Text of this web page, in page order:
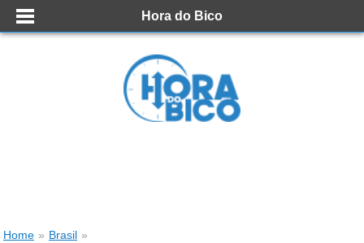
Hora do Bico
Home » Brasil »